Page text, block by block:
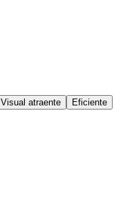
Visual atraente Eficiente